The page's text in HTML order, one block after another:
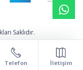
Saklıdır.
Telefon İletişim